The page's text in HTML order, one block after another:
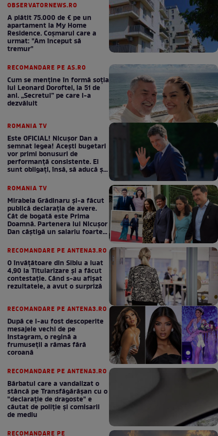
OBSERVATORNEWS.RO
A plătit 75.000 de € pe un
apartament la My Home
Residence. Coşmarul care a
urmat: "Am început să
tremur"
RECOMANDARE PE AS.RO
Cum se menţine în formă soţia
lui Leonard Doroftei, la 51 de
ani. „Secretul” pe care l-a
dezvăluit
ROMANIA TV
Este OFICIAL! Nicușor Dan a
semnat legea! Acești bugetari
vor primi bonusuri de
performanță consistente. Ei
sunt obligați, însă, să aducă și
ROMANIA TV
Mirabela Grădinaru și-a făcut
publică declarația de avere.
Cât de bogată este Prima
Doamnă. Partenera lui Nicușor
Dan câștigă un salariu foarte
RECOMANDARE PE ANTENA3.RO
O învățătoare din Sibiu a luat
4,90 la Titularizare și a făcut
contestație. Când s-au afișat
rezultatele, a avut o surpriză
RECOMANDARE PE ANTENA3.RO
După ce i-au fost descoperite
mesajele vechi de pe
Instagram, o regină a
frumuseții a rămas fără
coroană
RECOMANDARE PE ANTENA3.RO
Bărbatul care a vandalizat o
stâncă pe Transfăgărășan cu o
"declaraţie de dragoste" e
căutat de poliție și comisarii
de mediu
RECOMANDARE PE